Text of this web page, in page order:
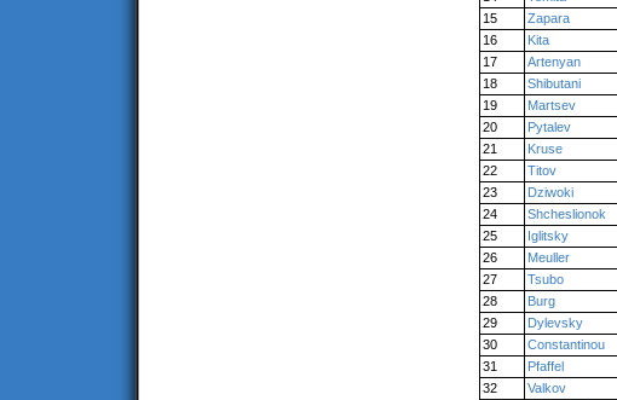
15
Zapara
16
Kita
17
Artenyan
18
Shibutani
19
Martsev
20
Pytalev
21
Kruse
22
Titov
23
Dziwoki
24
Shcheslionok
25
Iglitsky
26
Meuller
27
Tsubo
28
Burg
29
Dylevsky
30
Constantinou
31
Pfaffel
32
Valkov